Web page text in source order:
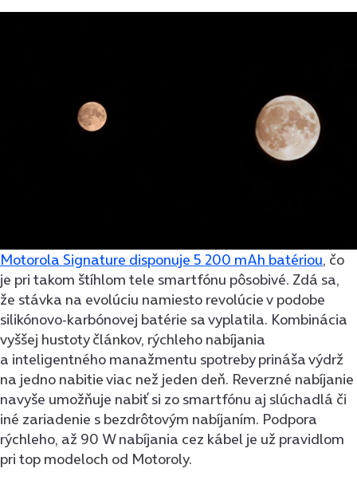
Motorola Signature disponuje 5 200 mAh batériou, čo
je pri takom štíhlom tele smartfónu pôsobivé. Zdá sa,
že stávka na evolúciu namiesto revolúcie v podobe
silikónovo-karbónovej batérie sa vyplatila. Kombinácia
vyššej hustoty článkov, rýchleho nabíjania
a inteligentného manažmentu spotreby prináša výdrž
na jedno nabitie viac než jeden deň. Reverzné nabíjanie
navyše umožňuje nabiť si zo smartfónu aj slúchadlá či
iné zariadenie s bezdrôtovým nabíjaním. Podpora
rýchleho, až 90 W nabíjania cez kábel je už pravidlom
pri top modeloch od Motoroly.